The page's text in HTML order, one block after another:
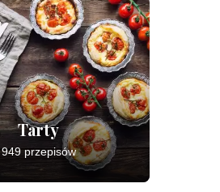
Tarty
949 przepisów